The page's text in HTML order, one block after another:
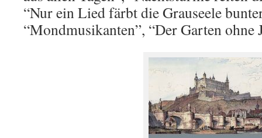
“Nur ein Lied färbt die Grauseele
“Mondmusikanten”, “Der Garten ohne